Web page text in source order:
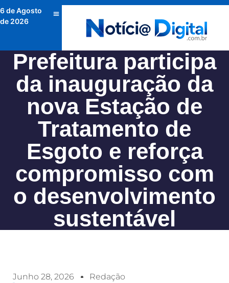
6 de Agosto
de 2026
Prefeitura participa
da inauguração da
nova Estação de
Tratamento de
Esgoto e reforça
compromisso com
o desenvolvimento
sustentável
Junho 28, 2026 Redação